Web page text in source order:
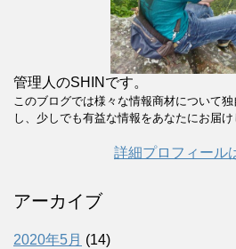
管理人のSHINです。
このブログでは様々な情報商材について
し、少しでも有益な情報をあなたにお届け
詳細プロフィール
アーカイブ
2020年5月 (14)